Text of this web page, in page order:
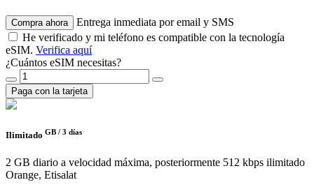
Compra ahora
Entrega inmediata por email y SMS
He verificado y mi teléfono es compatible con la tecnología
eSIM. Verifica aquí
¿Cuántos eSIM necesitas?
Paga con la tarjeta
Ilimitado GB / 3 días
2 GB diario a velocidad máxima, posteriormente 512 kbps ilimitado
Orange, Etisalat